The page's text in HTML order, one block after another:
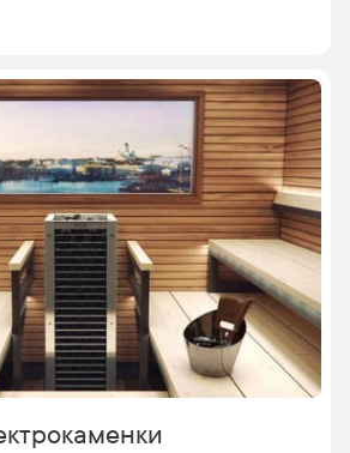
Одной из главных причин
необходимость в
напитках. С
будет под рукой и то, и
хорошим помощником, его
подобрать. И для начала стоит
а какие автохолодильники